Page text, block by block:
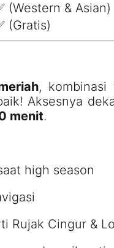
(Western & Asian)
(Gratis)
, kombinasi
Aksesnya
menit.
high season
Rujak Cingur &